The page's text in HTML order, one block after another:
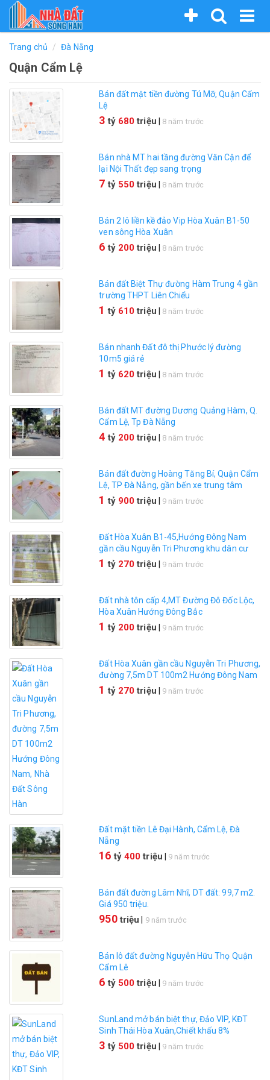
Nhảy
nội
Bạn
đang
ở
đây
Trang chủ Đà Nẵng
Quận Cẩm Lệ
Bán đất mặt tiền đường Tú Mỡ, Quận Cẩm
Lệ
3tỷ680triệu 8 năm trước
Bán nhà MT hai tầng đường Văn Cận để
lại Nội Thất đẹp sang trọng
7tỷ550triệu 8 năm trước
Bán 2 lô liền kề đảo Vip Hòa Xuân B1-50
ven sông Hòa Xuân
6tỷ200triệu 8 năm trước
Bán đất Biệt Thự đường Hàm Trung 4 gần
trường THPT Liên Chiểu
1tỷ610triệu 8 năm trước
Bán nhanh Đất đô thị Phước lý đường
10m5 giá rẻ
1tỷ620triệu 8 năm trước
Bán đất MT đường Dương Quảng Hàm, Q.
Cẩm Lệ, Tp Đà Nẵng
4tỷ200triệu 8 năm trước
Bán đất đường Hoàng Tăng Bí, Quận Cẩm
Lệ, TP Đà Nẵng, gần bến xe trung tâm
1tỷ900triệu 9 năm trước
Đất Hòa Xuân B1-45,Hướng Đông Nam
gần cầu Nguyễn Tri Phương khu dân cư
đông đúc sầm uất
1tỷ270triệu 9 năm trước
Đất nhà tôn cấp 4,MT Đường Đô Đốc Lộc,
Hòa Xuân Hướng Đông Bắc
1tỷ200triệu 9 năm trước
Đất Hòa Xuân gần cầu Nguyễn Tri Phương,
đường 7,5m DT 100m2 Hướng Đông Nam
1tỷ270triệu 9 năm trước
Đất mặt tiền Lê Đại Hành, Cẩm Lệ, Đà
Nẵng
16tỷ400triệu 9 năm trước
Bán đất đường Lâm Nhĩ, DT đất: 99,7 m2.
Giá 950 triệu.
950triệu 9 năm trước
Bán lô đất đường Nguyễn Hữu Thọ Quận
Cẩm Lê
6tỷ500triệu 9 năm trước
SunLand mở bán biệt thự, Đảo VIP, KĐT
Sinh Thái Hòa Xuân,Chiết khấu 8%
3tỷ500triệu 9 năm trước